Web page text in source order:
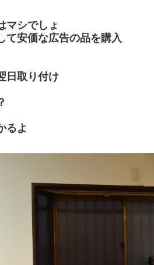
マシでしょ
て安価な広告の品を購入
日取り付け
るよ